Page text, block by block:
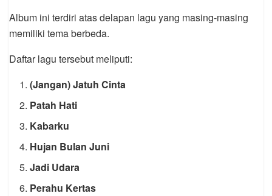
Album ini terdiri atas delapan lagu yang masing-masing
memiliki tema berbeda.
Daftar lagu tersebut meliputi:
(Jangan) Jatuh Cinta
Patah Hati
Kabarku
Hujan Bulan Juni
Jadi Udara
Perahu Kertas